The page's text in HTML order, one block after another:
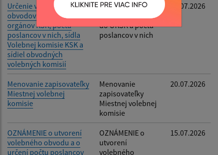
Určenie volebných
obvodov pre voľby do
orgánov KSK, počtu
poslancov v nich, sídla
Volebnej komisie KSK a
sídiel obvodných
volebných komisií
Určenie volebných
obvodov pre voľby
do OKSK a počtu
poslancov v nich
27.07.2026
Menovanie zapisovateľky
Miestnej volebnej
komisie
Menovanie
zapisovateľky
Miestnej volebnej
komisie
20.07.2026
OZNÁMENIE o utvorení
volebného obvodu a o
určení počtu poslancov
OZNÁMENIE o
utvorení
volebného
15.07.2026